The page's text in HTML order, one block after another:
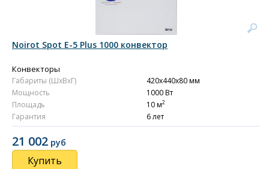
Noirot Spot E-5 Plus 1000 конвектор
Конвекторы
Габариты (ШxВxГ)
420x440x80 мм
Мощность
1000 Вт
Площадь
10 м2
Гарантия 6 лет
21 002 руб
Купить